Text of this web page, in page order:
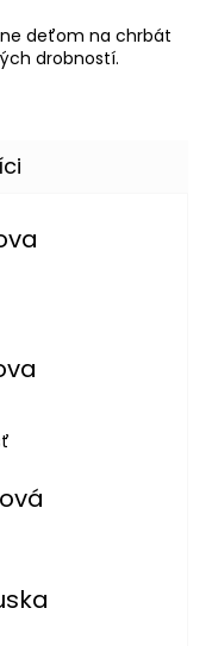
deťom na chrbát
drobností.
5 z 5 hviezdičiek.
5 z 5 hviezdičiek.
5 z 5 hviezdičiek.
5 z 5 hviezdičiek.